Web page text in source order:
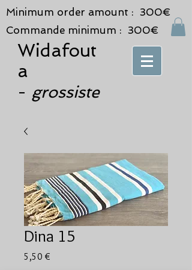
Minimum order amount : 300€
Commande minimum : 300€
Widafout
a
- grossiste
Dina 15
5,50 €